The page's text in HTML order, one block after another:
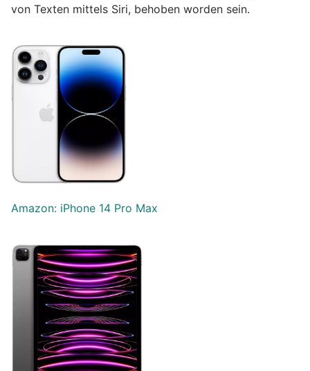
von Texten mittels Siri, behoben worden sein.
Amazon: iPhone 14 Pro Max